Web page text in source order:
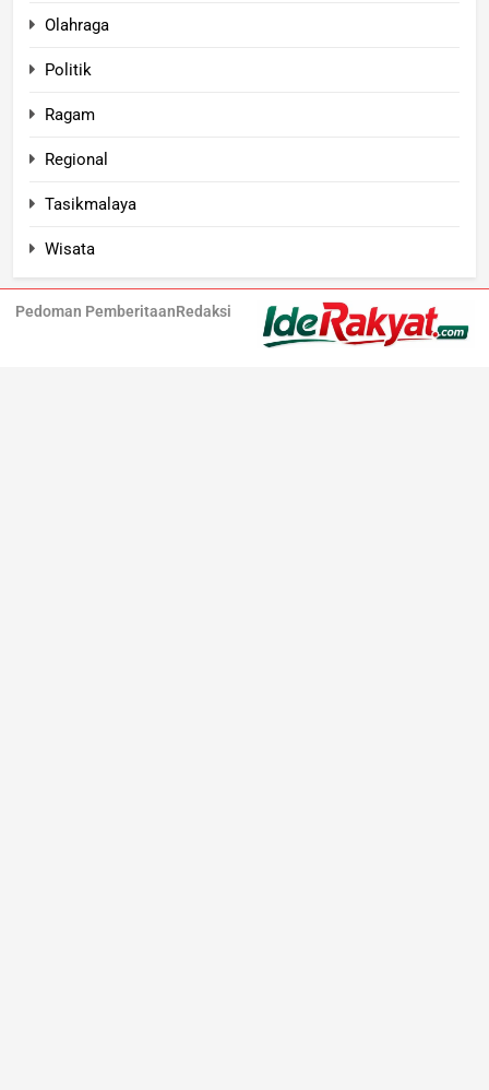
Olahraga
Politik
Ragam
Regional
Tasikmalaya
Wisata
Pedoman PemberitaanRedaksi